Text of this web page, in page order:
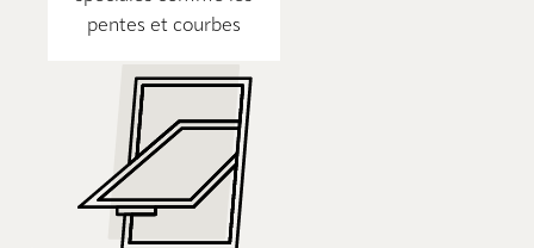
pentes et courbes